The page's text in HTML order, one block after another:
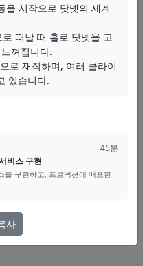
함께했습니다
시작으로 닷넷의 세계
떠날 때 홀로 닷넷을 고
껴집니다.
로 재직하며, 여러 클라이
있습니다.
45분
비스 구현
를 구현하고, 프로덕션에 배포한
사